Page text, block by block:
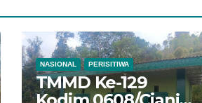
NASIONAL PERISITIWA
TMMD Ke-129